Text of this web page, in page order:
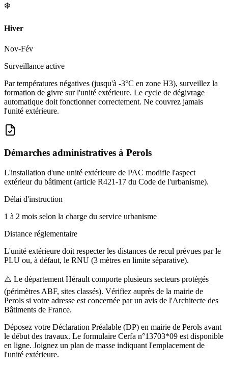
❄️
Hiver
Nov-Fév
Surveillance active
Par températures négatives (jusqu'à -3°C en zone H3), surveillez la
formation de givre sur l'unité extérieure. Le cycle de dégivrage
automatique doit fonctionner correctement. Ne couvrez jamais
l'unité extérieure.
Démarches administratives à Perols
L'installation d'une unité extérieure de PAC modifie l'aspect
extérieur du bâtiment (article R421-17 du Code de l'urbanisme).
Délai d'instruction
1 à 2 mois selon la charge du service urbanisme
Distance réglementaire
L'unité extérieure doit respecter les distances de recul prévues par le
PLU ou, à défaut, le RNU (3 mètres en limite séparative).
⚠️ Le département Hérault comporte plusieurs secteurs protégés
(périmètres ABF, sites classés). Vérifiez auprès de la mairie de
Perols si votre adresse est concernée par un avis de l'Architecte des
Bâtiments de France.
Déposez votre Déclaration Préalable (DP) en mairie de Perols avant
le début des travaux. Le formulaire Cerfa n°13703*09 est disponible
en ligne. Joignez un plan de masse indiquant l'emplacement de
l'unité extérieure.